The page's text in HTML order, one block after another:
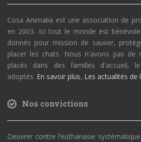
Cosa Animalia est une association de
en 2003. Ici tout le monde est
donnés pour mission de sauver,
placer les chats. Nous n'avons pas de
placés dans des familles d'accueil,
adoptés. En savoir plus, Les actualités de
Nos convictions
Oeuvrer contre l’euthanasie